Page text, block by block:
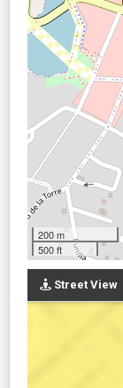
200 m
500 ft
Street View